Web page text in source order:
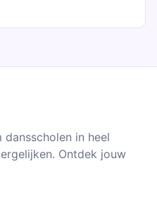
in heel
Ontdek jouw